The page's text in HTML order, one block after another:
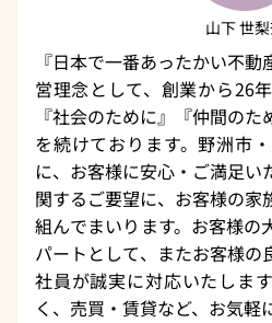
山下 世
『日本で一番あったかい不
営理念として、創業から26
『社会のために』『仲間の
を続けております。野洲市
に、お客様に安心・ご満足い
関するご要望に、お客様の家
組んでまいります。お客様の
パートとして、またお客様の
社員が誠実に対応いたしま
く、売買・賃貸など、お気軽